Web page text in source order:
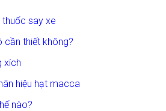
thuốc say xe
thiết không?
xích
hiệu hạt macca
nào?